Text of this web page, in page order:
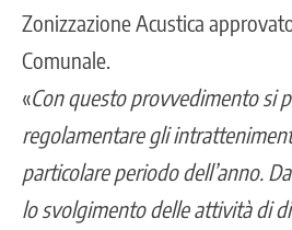
Zonizzazione Acustica
Comunale.
«Con questo provvedimento si
regolamentare gli
particolare periodo dell’anno.
lo svolgimento delle attività di